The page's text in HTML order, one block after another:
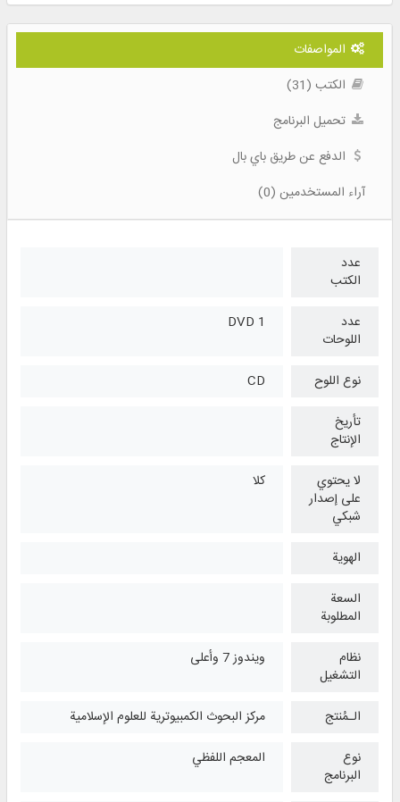
المواصفات
الكتب (31)
تحميل البرنامج
الدفع عن طريق باي بال
آراء المستخدمين (0)
عدد
الكتب
عدد
اللوحات
1 DVD
نوع اللوح
CD
تأريخ
الإنتاج
لا يحتوي
على إصدار
شبكي
كلا
الهوية
السعة
المطلوبة
نظام
التشغیل
ويندوز 7 وأعلی
الـمُنتج
مركز البحوث الكمبيوترية للعلوم الإسلامية
نوع
البرنامج
المعجم اللفظي